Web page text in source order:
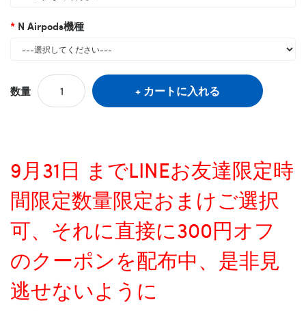
N Airpods機種
数量 カートに入れる
9月31日 までLINEお友達限定時
間限定数量限定おまけご選択
可、それに直接に300円オフ
のクーポンを配布中、是非見
逃せないように